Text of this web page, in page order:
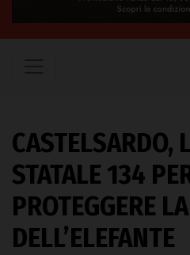
CASTELSARDO,
STATALE 134
PROTEGGERE
DELL’ELEFANTE